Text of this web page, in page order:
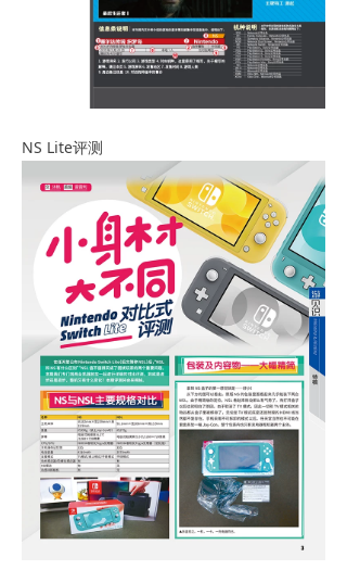
NS Lite评测